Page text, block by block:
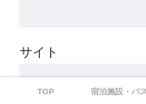
サイト
TOP 宿泊施設・バ